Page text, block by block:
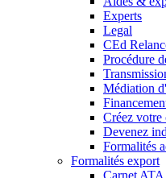
Experts
Legal
CEd
Procédure
Médiation
Créez votre
Devenez
Formalités
Formalités export
Carnet ATA